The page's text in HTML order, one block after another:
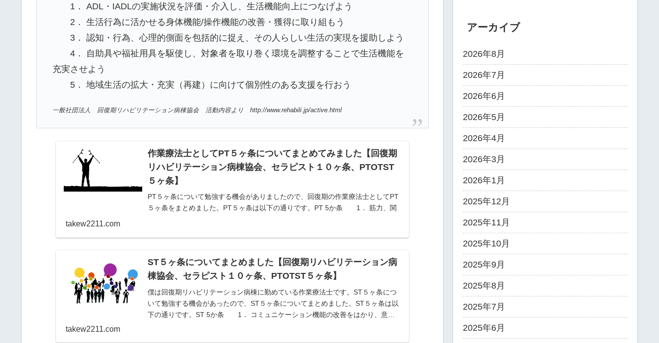
1． ADL・IADLの実施状況を評価・介入し、生活機能向上につなげよう
2． 生活行為に活かせる身体機能/操作機能の改善・獲得に取り組もう
3． 認知・行為、心理的側面を包括的に捉え、その人らしい生活の実現を援助しよう
4． 自助具や福祉用具を駆使し、対象者を取り巻く環境を調整することで生活機能を
充実させよう
5． 地域生活の拡大・充実（再建）に向けて個別性のある支援を行おう
一般社団法人 回復期リハビリテーション病棟協会 活動内容より http://www.rehabili.jp/active.html
作業療法士としてPT５ヶ条についてまとめてみました【回復期
リハビリテーション病棟協会、セラピスト１０ヶ条、PTOTST
５ヶ条】
PT５ヶ条について勉強する機会がありましたので、回復期の作業療法士としてPT
５ヶ条をまとめました。PT５ヶ条は以下の通りです。PT 5か条 1． 筋力、関
takew2211.com
ST５ヶ条についてまとめました【回復期リハビリテーション病
棟協会、セラピスト１０ヶ条、PTOTST５ヶ条】
僕は回復期リハビリテーション病棟に勤めている作業療法士です。ST５ヶ条につ
いて勉強する機会があったので、ST５ヶ条についてまとめました。ST５ヶ条は以
下の通りです。ST 5か条 1． コミュニケーション機能の改善をはかり、意思
takew2211.com
アーカイブ
2026年8月
2026年7月
2026年6月
2026年5月
2026年4月
2026年3月
2026年1月
2025年12月
2025年11月
2025年10月
2025年9月
2025年8月
2025年7月
2025年6月